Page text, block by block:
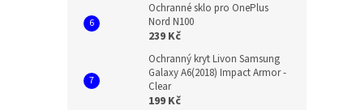
Ochranné sklo pro OnePlus
Nord N100
239 Kč
Ochranný kryt Livon Samsung
Galaxy A6(2018) Impact Armor -
Clear
199 Kč